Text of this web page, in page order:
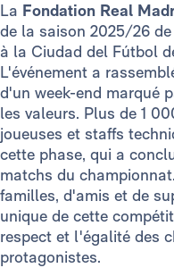
La Fondation Real
de la saison 2025/26
à la Ciudad del Fútbol
L'événement a
d'un week-end marqué
les valeurs. Plus de 1
joueuses et staffs
cette phase, qui a
matchs du
familles, d'amis et de
unique de cette
respect et l'égalité des
protagonistes.